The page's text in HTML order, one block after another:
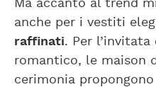
Ma accanto al trend
anche per i vestiti
raffinati. Per
romantico, le maison
cerimonia